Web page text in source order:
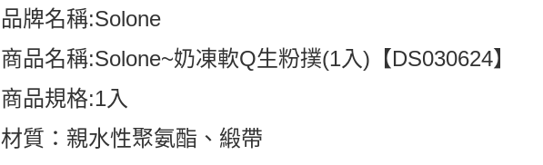
品牌名稱:Solone
商品名稱:Solone~奶凍軟Q生粉撲(1入)【DS030624】
商品規格:1入
材質：親水性聚氨酯、緞帶